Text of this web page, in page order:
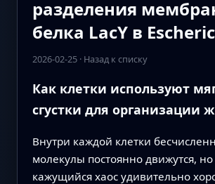
разделения
белка LacY в
2026-02-25· Назад к списку
Как клетки используют
сгустки для организации
Внутри каждой клетки
молекулы постоянно движутся, но
кажущийся хаос удивительно